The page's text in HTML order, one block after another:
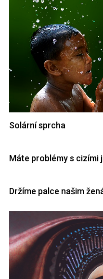
Solární sprcha
Máte problémy s cizími
Držíme palce našim